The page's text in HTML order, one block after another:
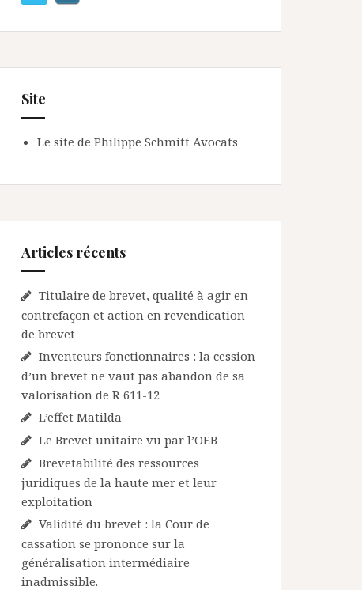
Site
Le site de Philippe Schmitt Avocats
Articles récents
Titulaire de brevet, qualité à agir en
contrefaçon et action en revendication
de brevet
Inventeurs fonctionnaires : la cession
d’un brevet ne vaut pas abandon de sa
valorisation de R 611-12
L’effet Matilda
Le Brevet unitaire vu par l’OEB
Brevetabilité des ressources
juridiques de la haute mer et leur
exploitation
Validité du brevet : la Cour de
cassation se prononce sur la
généralisation intermédiaire
inadmissible.